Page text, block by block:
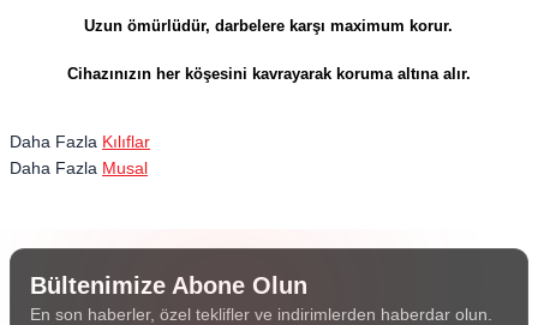
Uzun ömürlüdür, darbelere karşı maximum korur.
​​​​​​​Cihazınızın her köşesini kavrayarak koruma altına alır.
Daha Fazla Kılıflar
Daha Fazla Musal
Bültenimize Abone Olun
En son haberler, özel teklifler ve indirimlerden haberdar olun.